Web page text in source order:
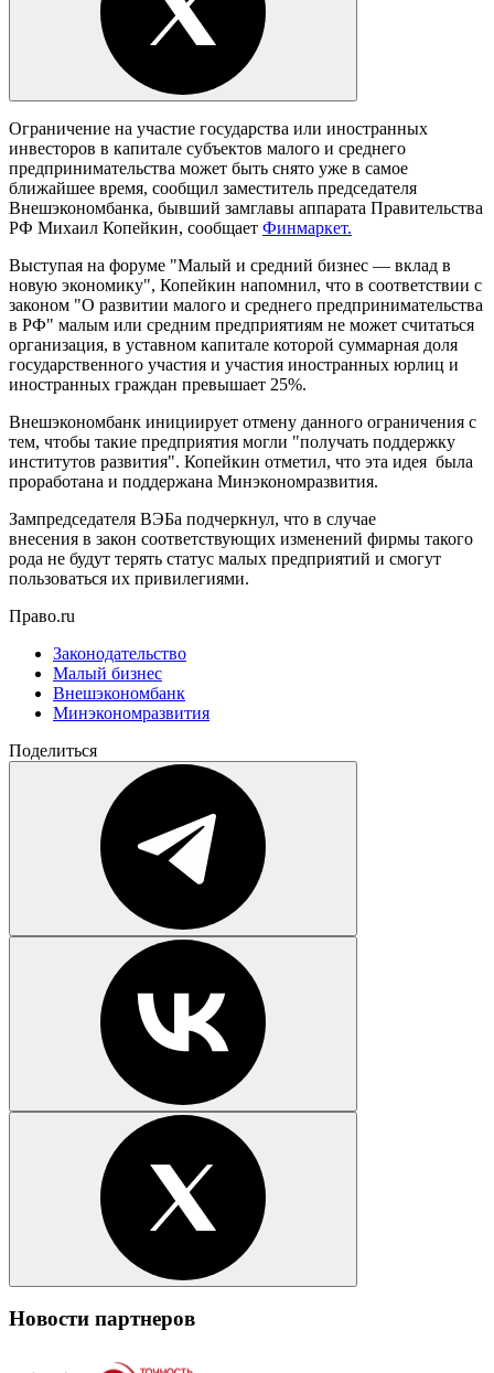
Ограничение на участие государства или иностранных
инвесторов в капитале субъектов малого и среднего
предпринимательства может быть снято уже в самое
ближайшее время, сообщил заместитель председателя
Внешэкономбанка, бывший замглавы аппарата Правительства
РФ Михаил Копейкин, сообщает Финмаркет.
Выступая на форуме "Малый и средний бизнес — вклад в
новую экономику", Копейкин напомнил, что в соответствии с
законом "О развитии малого и среднего предпринимательства
в РФ" малым или средним предприятиям не может считаться
организация, в уставном капитале которой суммарная доля
государственного участия и участия иностранных юрлиц и
иностранных граждан превышает 25%.
Внешэкономбанк инициирует отмену данного ограничения с
тем, чтобы такие предприятия могли "получать поддержку
институтов развития". Копейкин отметил, что эта идея была
проработана и поддержана Минэкономразвития.
Зампредседателя ВЭБа подчеркнул, что в случае
внесения в закон соответствующих изменений фирмы такого
рода не будут терять статус малых предприятий и смогут
пользоваться их привилегиями.
Право.ru
Законодательство
Малый бизнес
Внешэкономбанк
Минэкономразвития
Поделиться
Новости партнеров